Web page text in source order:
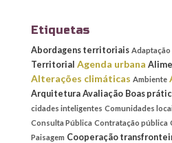
Etiquetas
Abordagens territoriais Adaptação
Territorial Agenda urbana
Alterações climáticas Ambiente
Arquitetura Avaliação Boas
cidades inteligentes Comunidades
Consulta Pública Contratação pública
Paisagem Cooperação